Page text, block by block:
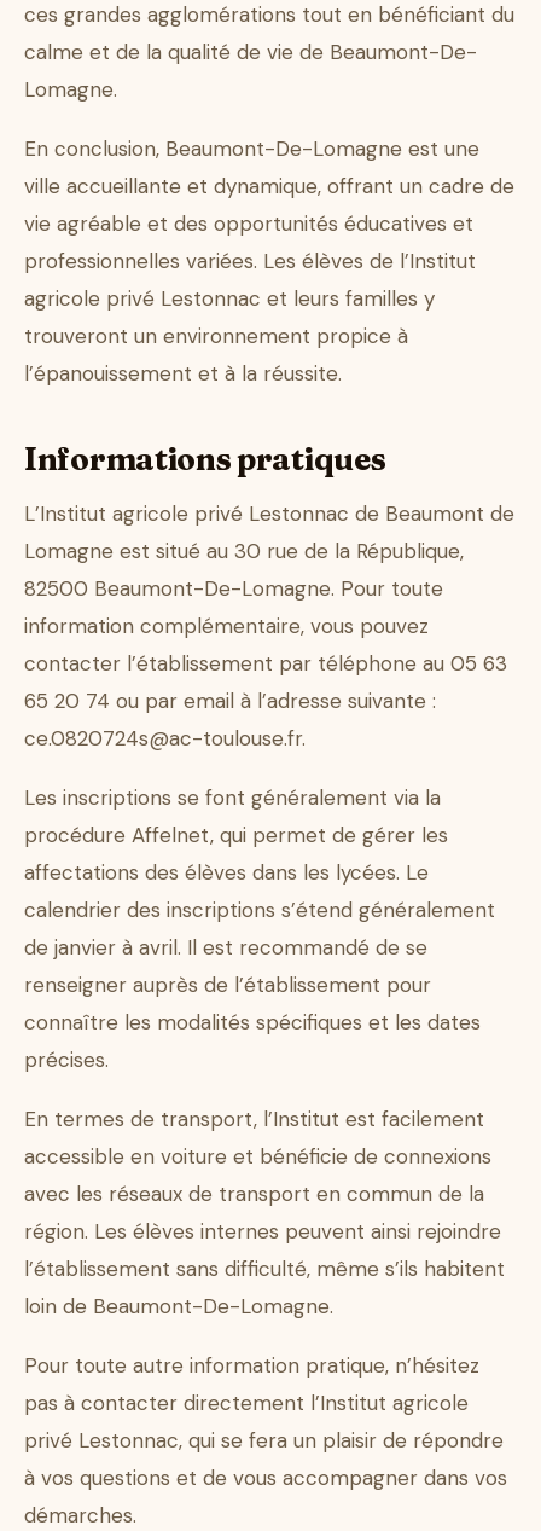
ces grandes agglomérations tout en bénéficiant du
calme et de la qualité de vie de Beaumont-De-
Lomagne.
En conclusion, Beaumont-De-Lomagne est une
ville accueillante et dynamique, offrant un cadre de
vie agréable et des opportunités éducatives et
professionnelles variées. Les élèves de l’Institut
agricole privé Lestonnac et leurs familles y
trouveront un environnement propice à
l’épanouissement et à la réussite.
Informations pratiques
L’Institut agricole privé Lestonnac de Beaumont de
Lomagne est situé au 30 rue de la République,
82500 Beaumont-De-Lomagne. Pour toute
information complémentaire, vous pouvez
contacter l’établissement par téléphone au 05 63
65 20 74 ou par email à l’adresse suivante :
ce.0820724s@ac-toulouse.fr.
Les inscriptions se font généralement via la
procédure Affelnet, qui permet de gérer les
affectations des élèves dans les lycées. Le
calendrier des inscriptions s’étend généralement
de janvier à avril. Il est recommandé de se
renseigner auprès de l’établissement pour
connaître les modalités spécifiques et les dates
précises.
En termes de transport, l’Institut est facilement
accessible en voiture et bénéficie de connexions
avec les réseaux de transport en commun de la
région. Les élèves internes peuvent ainsi rejoindre
l’établissement sans difficulté, même s’ils habitent
loin de Beaumont-De-Lomagne.
Pour toute autre information pratique, n’hésitez
pas à contacter directement l’Institut agricole
privé Lestonnac, qui se fera un plaisir de répondre
à vos questions et de vous accompagner dans vos
démarches.